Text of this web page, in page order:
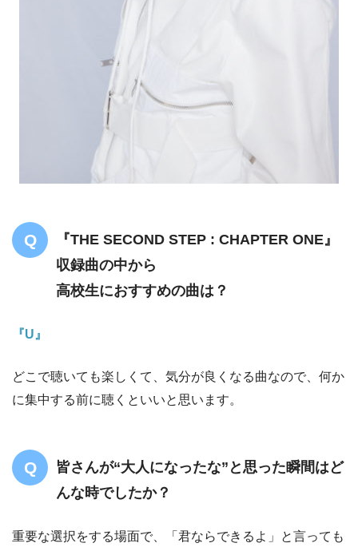
『THE SECOND STEP : CHAPTER ONE』
収録曲の中から
高校生におすすめの曲は？
『U』
どこで聴いても楽しくて、気分が良くなる曲なので、何か
に集中する前に聴くといいと思います。
皆さんが“大人になったな”と思った瞬間はど
んな時でしたか？
重要な選択をする場面で、「君ならできるよ」と言っても